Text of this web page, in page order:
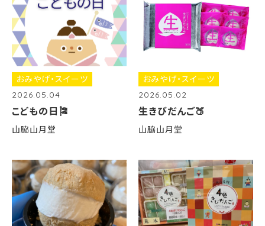
おみやげ・スイーツ
2026.05.04
こどもの日🎏
山脇山月堂
おみやげ・スイーツ
2026.05.02
生きびだんご🍑
山脇山月堂